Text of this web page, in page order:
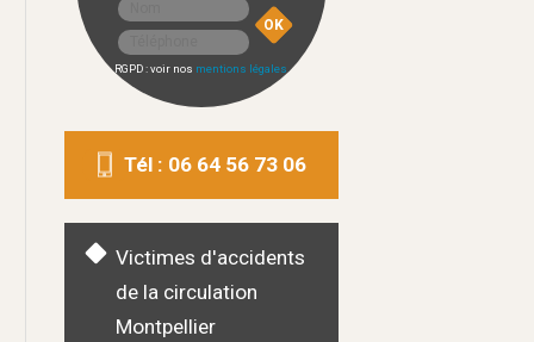
RGPD : voir nos mentions légales
Tél : 06 64 56 73 06
Victimes d'accidents
de la circulation
Montpellier